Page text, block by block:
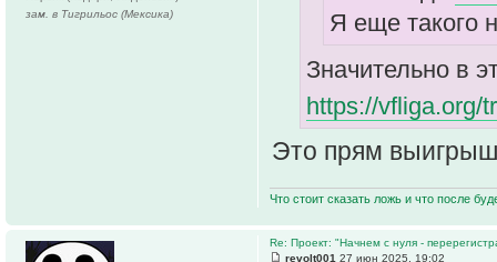
Я еще такого
Значительно в
https://vfliga.org/
Это прям
Что стоит сказать ложь и что после
зам. в Тигрильос (Мексика)
Re: Проект: "Начнем с нуля -
revolt001 27 июн 2025, 19:02